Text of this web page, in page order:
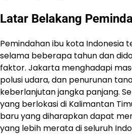
Latar Belakang
Pemindahan ibu kota Indonesia
selama beberapa tahun dan
faktor. Jakarta menghadapi
polusi udara, dan penurunan
keberlanjutan jangka panjang.
yang berlokasi di Kalimantan
baru yang diharapkan dapat
yang lebih merata di seluruh